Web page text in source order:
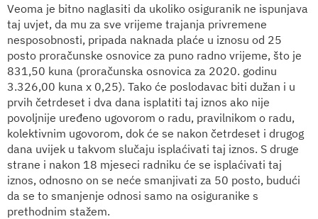
Veoma je bitno naglasiti da ukoliko osiguranik ne ispunjava
taj uvjet, da mu za sve vrijeme trajanja privremene
nesposobnosti, pripada naknada plaće u iznosu od 25
posto proračunske osnovice za puno radno vrijeme, što je
831,50 kuna (proračunska osnovica za 2020. godinu
3.326,00 kuna x 0,25). Tako će poslodavac biti dužan i u
prvih četrdeset i dva dana isplatiti taj iznos ako nije
povoljnije uređeno ugovorom o radu, pravilnikom o radu,
kolektivnim ugovorom, dok će se nakon četrdeset i drugog
dana uvijek u takvom slučaju isplaćivati taj iznos. S druge
strane i nakon 18 mjeseci radniku će se isplaćivati taj
iznos, odnosno on se neće smanjivati za 50 posto, budući
da se to smanjenje odnosi samo na osiguranike s
prethodnim stažem.